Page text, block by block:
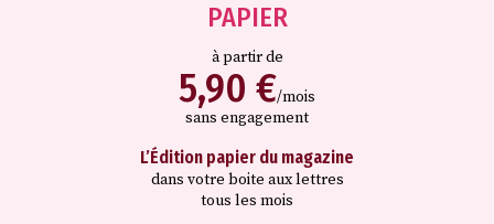
PAPIER
à partir de
5,90 €/mois
sans engagement
L’Édition papier du magazine
dans votre boite aux lettres
tous les mois